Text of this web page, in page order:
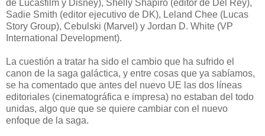
de Lucasfilm y Disney), Shelly Shapiro (editor de Del Rey),
Sadie Smith (editor ejecutivo de DK), Leland Chee (Lucas
Story Group), Cebulski (Marvel) y Jordan D. White (VP
International Development).
La cuestión a tratar ha sido el cambio que ha sufrido el
canon de la saga galáctica, y entre cosas que ya sabíamos,
se ha comentado que antes del nuevo UE las dos líneas
editoriales (cinematográfica e impresa) no estaban del todo
unidas, algo que que se quiere cambiar con el nuevo
enfoque de la saga.